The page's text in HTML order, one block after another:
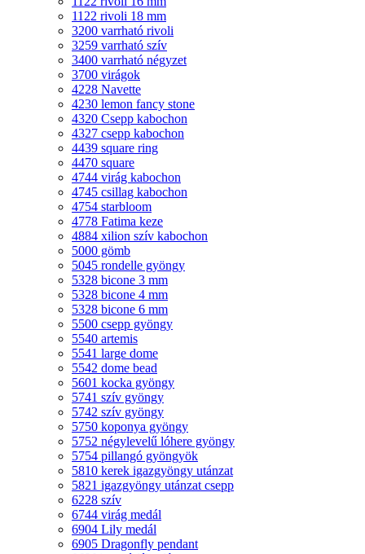
1122 rivoli 18 mm
3200 varrható rivoli
3259 varrható szív
3400 varrható négyzet
3700 virágok
4228 Navette
4230 lemon fancy stone
4320 Csepp kabochon
4327 csepp kabochon
4439 square ring
4470 square
4744 virág kabochon
4745 csillag kabochon
4754 starbloom
4778 Fatima keze
4884 xilion szív kabochon
5000 gömb
5045 rondelle gyöngy
5328 bicone 3 mm
5328 bicone 4 mm
5328 bicone 6 mm
5500 csepp gyöngy
5540 artemis
5541 large dome
5542 dome bead
5601 kocka gyöngy
5741 szív gyöngy
5742 szív gyöngy
5750 koponya gyöngy
5752 négylevelű lóhere gyöngy
5754 pillangó gyöngyök
5810 kerek igazgyöngy utánzat
5821 igazgyöngy utánzat csepp
6228 szív
6744 virág medál
6904 Lily medál
6905 Dragonfly pendant